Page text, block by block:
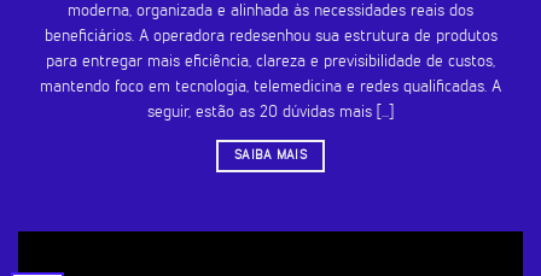
moderna, organizada e alinhada às necessidades reais dos
beneficiários. A operadora redesenhou sua estrutura de produtos
para entregar mais eficiência, clareza e previsibilidade de custos,
mantendo foco em tecnologia, telemedicina e redes qualificadas. A
seguir, estão as 20 dúvidas mais [...]
SAIBA MAIS